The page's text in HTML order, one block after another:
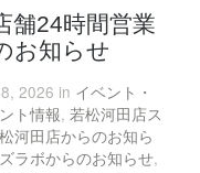
舗24時間営業
お知らせ
2026 in イベント・
ト情報, 若松河田店ス
河田店からのお知ら
ラボからのお知らせ,